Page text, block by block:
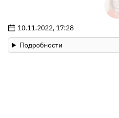
10.11.2022, 17:28
Подробности